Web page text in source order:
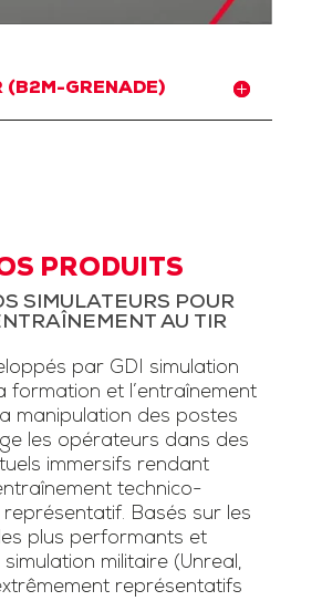
(B2M-GRENADE)
PRODUITS
SIMULATEURS POUR
AU TIR
par GDI simulation
formation et l’entraînement
manipulation des postes
les opérateurs dans des
immersifs rendant
technico-
Basés sur les
plus performants et
militaire (Unreal,
représentatifs